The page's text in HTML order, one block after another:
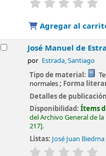
Agregar al
José Manuel de
por Estrada, Santiago
Tipo de material:
normales; Forma
Detalles de
Disponibilidad:Ítems
del Archivo General de la
217 .
Listas: José Juan
valoración